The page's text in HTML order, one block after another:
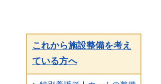
これから施設整備を考え
ている方へ